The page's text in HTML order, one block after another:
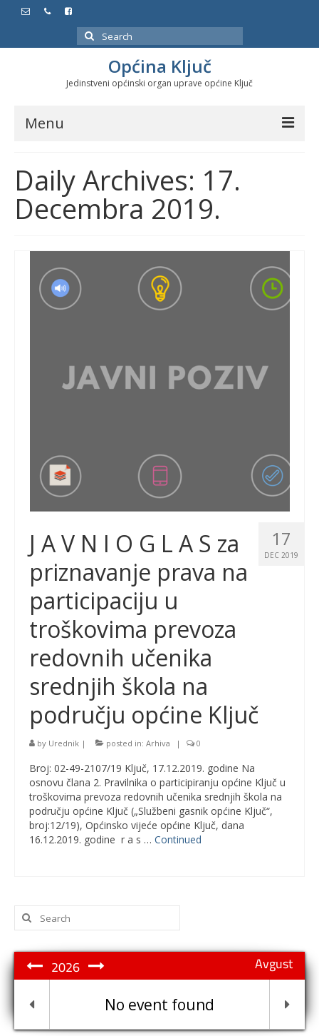
Search
for:
Općina Ključ
Jedinstveni općinski organ uprave općine Ključ
Menu
Službeni glasnici
Javne nabavke
Značajni datumi i manifestacije
Program energetske efikasnosti u stambenom
sektoru
Daily Archives: 17.
Decembra 2019.
17
DEC 2019
J A V N I O G L A S za
priznavanje prava na
participaciju u
troškovima prevoza
redovnih učenika
srednjih škola na
području općine Ključ
by Urednik | posted in: Arhiva | 0
Broj: 02-49-2107/19 Ključ, 17.12.2019. godine Na
osnovu člana 2. Pravilnika o participiranju općine Ključ u
troškovima prevoza redovnih učenika srednjih škola na
području općine Ključ („Službeni gasnik općine Ključ“,
broj:12/19), Općinsko vijeće općine Ključ, dana
16.12.2019. godine r a s … Continued
Search
for:
Avgust
2026
No event found